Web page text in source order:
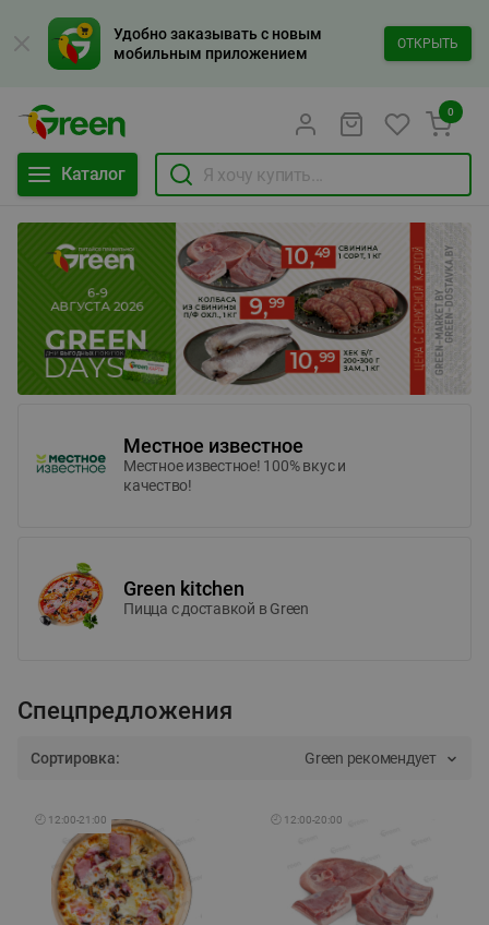
Удобно заказывать с новым
мобильным приложением
ОТКРЫТЬ
Каталог
0
Местное известное
Местное известное! 100% вкус и
качество!
Green kitchen
Пицца c доставкой в Green
Спецпредложения
Сортировка: Green рекомендует
🕘 12:00-21:00 🕘 12:00-20:00